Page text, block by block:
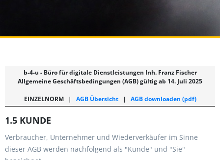
b-4-u - Büro für digitale Dienstleistungen Inh. Franz Fischer
Allgemeine Geschäftsbedingungen (AGB) gültig ab 14. Juli 2025
EINZELNORM| AGB Übersicht| AGB downloaden (pdf)
1.5 KUNDE
Verbraucher, Unternehmer und Wiederverkäufer im Sinne
dieser AGB werden nachfolgend als "Kunde" und "Sie"